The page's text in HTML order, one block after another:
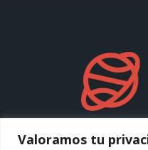
Valoramos tu